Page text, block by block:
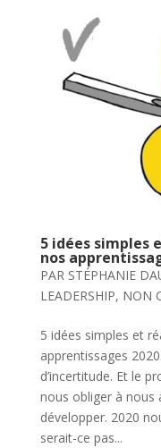
5 idées simples
nos
PAR STÉPHANIE
LEADERSHIP, NON
5 idées simples et
apprentissages
d’incertitude. Et le
nous obliger à nous
développer. 2020
serait-ce pas...